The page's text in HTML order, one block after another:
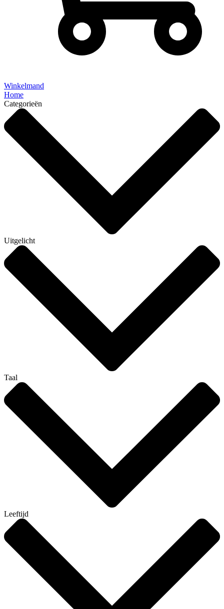
Winkelmand
Home
Categorieën
Uitgelicht
Taal
Leeftijd